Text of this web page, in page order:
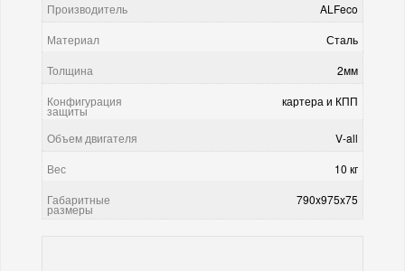
Производитель
ALFeco
Материал
Сталь
Толщина
2мм
Конфигурация
защиты
картера и КПП
Объем двигателя
V-all
Вес
10 кг
Габаритные
размеры
790x975x75